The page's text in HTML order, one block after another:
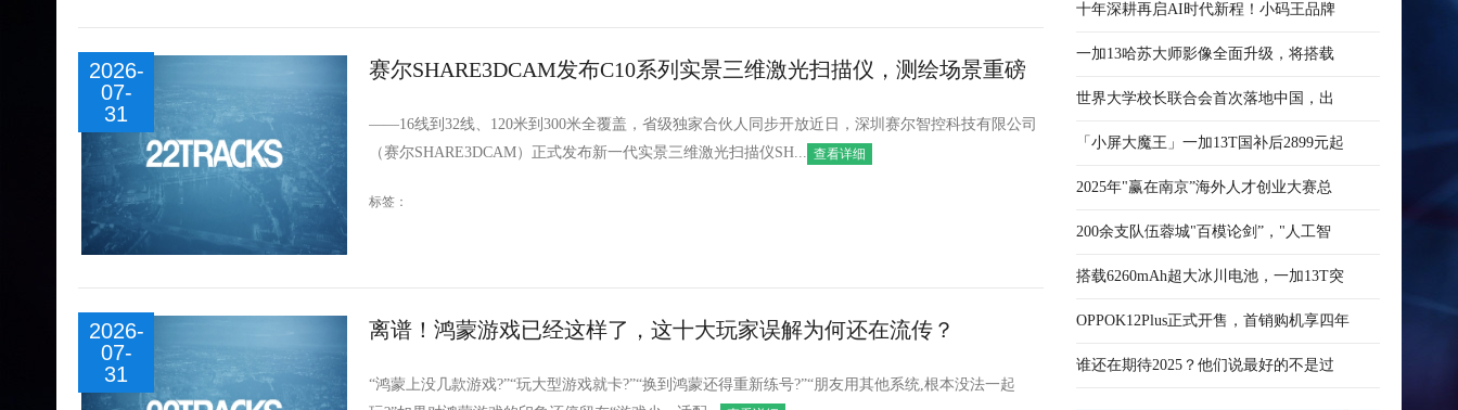
赛尔SHARE3DCAM发布C10系列实景三维激光扫描仪，测绘场景重磅
——16线到32线、120米到300米全覆盖，省级独家合伙人同步开放近日，深圳赛尔智控科技有限公司
（赛尔SHARE3DCAM）正式发布新一代实景三维激光扫描仪SH... 查看详细
标签：
2026-
07-
31
离谱！鸿蒙游戏已经这样了，这十大玩家误解为何还在流传？
“鸿蒙上没几款游戏?”“玩大型游戏就卡?”“换到鸿蒙还得重新练号?”“朋友用其他系统,根本没法一起
2026-
07-
31
十年深耕再启AI时代新程！小码王品牌
一加13哈苏大师影像全面升级，将搭载
世界大学校长联合会首次落地中国，出
「小屏大魔王」一加13T国补后2899元起
2025年"赢在南京”海外人才创业大赛总
200余支队伍蓉城"百模论剑”，"人工智
搭载6260mAh超大冰川电池，一加13T突
OPPOK12Plus正式开售，首销购机享四年
谁还在期待2025？他们说最好的不是过